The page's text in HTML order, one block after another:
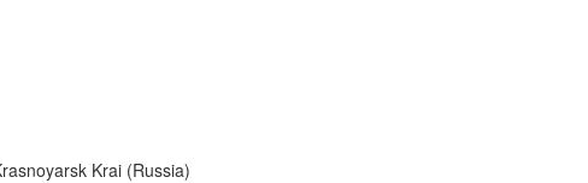
Krai (Russia)